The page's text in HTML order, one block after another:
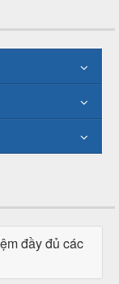
đầy đủ các